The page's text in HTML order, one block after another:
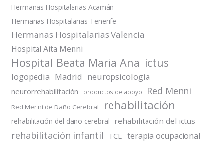
Hermanas Hospitalarias Acamán
Hermanas Hospitalarias Tenerife
Hermanas Hospitalarias Valencia
Hospital Aita Menni
Hospital Beata María Ana ictus
logopedia Madrid neuropsicología
neurorrehabilitación productos de apoyo Red Menni
Red Menni de Daño Cerebral rehabilitación
rehabilitación del daño cerebral rehabilitación del ictus
rehabilitación infantil TCE terapia ocupacional